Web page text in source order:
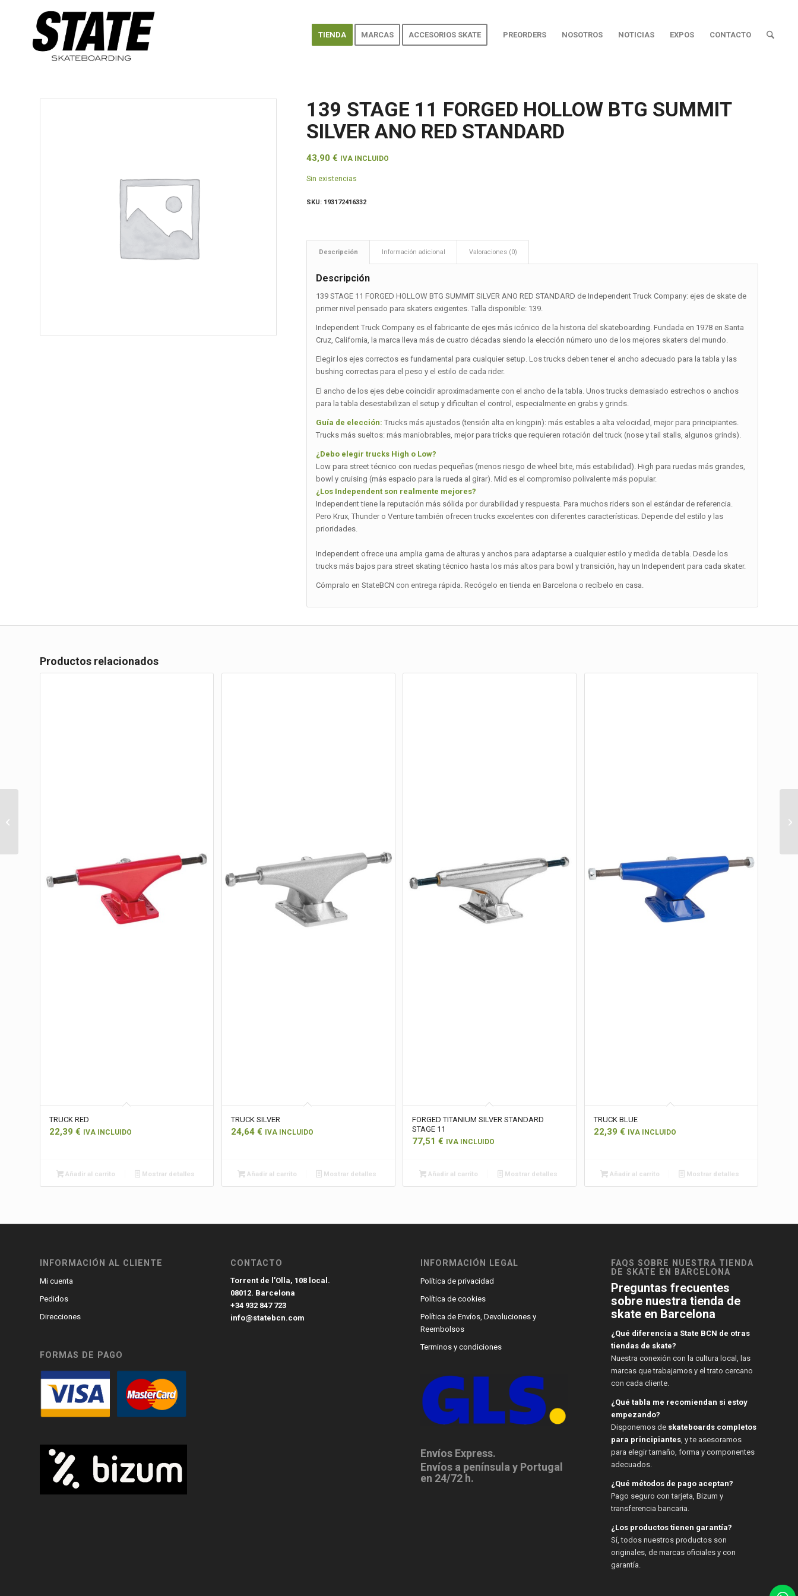
TIENDA MARCAS ACCESORIOS SKATE PREORDERS NOSOTROS NOTICIAS EXPOS CONTACTO
139 STAGE 11 FORGED HOLLOW BTG SUMMIT
SILVER ANO RED STANDARD
43,90€ IVA INCLUIDO
Sin existencias
SKU: 193172416332
Descripción Información adicional Valoraciones (0)
Descripción
139 STAGE 11 FORGED HOLLOW BTG SUMMIT SILVER ANO RED STANDARD de Independent Truck Company: ejes de skate de
primer nivel pensado para skaters exigentes. Talla disponible: 139.
Independent Truck Company es el fabricante de ejes más icónico de la historia del skateboarding. Fundada en 1978 en Santa
Cruz, California, la marca lleva más de cuatro décadas siendo la elección número uno de los mejores skaters del mundo.
Elegir los ejes correctos es fundamental para cualquier setup. Los trucks deben tener el ancho adecuado para la tabla y las
bushing correctas para el peso y el estilo de cada rider.
El ancho de los ejes debe coincidir aproximadamente con el ancho de la tabla. Unos trucks demasiado estrechos o anchos
para la tabla desestabilizan el setup y dificultan el control, especialmente en grabs y grinds.
Guía de elección: Trucks más ajustados (tensión alta en kingpin): más estables a alta velocidad, mejor para principiantes.
Trucks más sueltos: más maniobrables, mejor para tricks que requieren rotación del truck (nose y tail stalls, algunos grinds).
¿Debo elegir trucks High o Low?
Low para street técnico con ruedas pequeñas (menos riesgo de wheel bite, más estabilidad). High para ruedas más grandes,
bowl y cruising (más espacio para la rueda al girar). Mid es el compromiso polivalente más popular.
¿Los Independent son realmente mejores?
Independent tiene la reputación más sólida por durabilidad y respuesta. Para muchos riders son el estándar de referencia.
Pero Krux, Thunder o Venture también ofrecen trucks excelentes con diferentes características. Depende del estilo y las
prioridades.
Independent ofrece una amplia gama de alturas y anchos para adaptarse a cualquier estilo y medida de tabla. Desde los
trucks más bajos para street skating técnico hasta los más altos para bowl y transición, hay un Independent para cada skater.
Cómpralo en StateBCN con entrega rápida. Recógelo en tienda en Barcelona o recíbelo en casa.
Productos relacionados
TRUCK RED
22,39 € IVA INCLUIDO
Añadir al carrito Mostrar detalles
TRUCK SILVER
24,64 € IVA INCLUIDO
Añadir al carrito Mostrar detalles
FORGED TITANIUM SILVER STANDARD
STAGE 11
77,51€ IVA INCLUIDO
Añadir al carrito Mostrar detalles
TRUCK BLUE
22,39 € IVA INCLUIDO
Añadir al carrito Mostrar detalles
INFORMACIÓN AL CLIENTE
Mi cuenta
Pedidos
Direcciones
FORMAS DE PAGO
CONTACTO
Torrent de l’Olla, 108 local.
08012. Barcelona
+34 932 847 723
info@statebcn.com
INFORMACIÓN LEGAL
Política de privacidad
Política de cookies
Política de Envíos, Devoluciones y
Reembolsos
Terminos y condiciones
Envíos Express.
Envíos a península y Portugal
en 24/72 h.
FAQS SOBRE NUESTRA TIENDA
DE SKATE EN BARCELONA
Preguntas frecuentes
sobre nuestra tienda de
skate en Barcelona
¿Qué diferencia a State BCN de otras
tiendas de skate?
Nuestra conexión con la cultura local, las
marcas que trabajamos y el trato cercano
con cada cliente.
¿Qué tabla me recomiendan si estoy
empezando?
Disponemos de skateboards completos
para principiantes, y te asesoramos
para elegir tamaño, forma y componentes
adecuados.
¿Qué métodos de pago aceptan?
Pago seguro con tarjeta, Bizum y
transferencia bancaria.
¿Los productos tienen garantía?
Sí, todos nuestros productos son
originales, de marcas oficiales y con
garantía.